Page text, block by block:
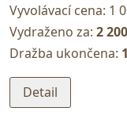
Vyvolávací cena: 1
Vydraženo za: 2
Dražba ukončena:
Detail